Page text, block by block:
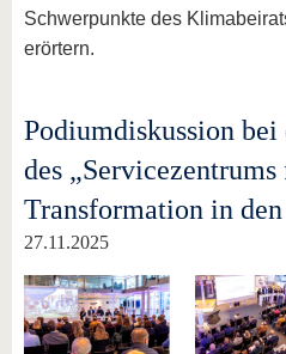
Schwerpunkte des
erörtern.
Podiumdiskussion bei
des
Transformation in
27.11.2025